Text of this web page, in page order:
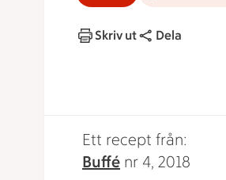
Skriv ut Dela
Ett recept från:
Buffé nr 4, 2018